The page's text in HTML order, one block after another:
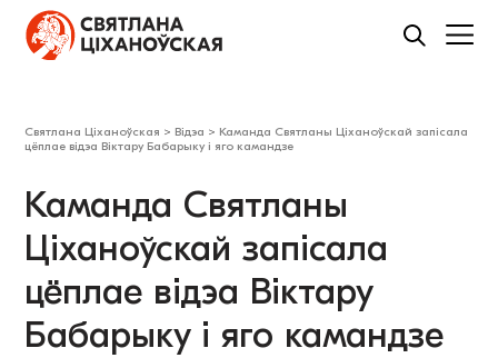
Святлана Ціханоўская > Відэа > Каманда Святланы Ціханоўскай запісала
цёплае відэа Віктару Бабарыку і яго камандзе
Каманда Святланы
Ціханоўскай запісала
цёплае відэа Віктару
Бабарыку і яго камандзе